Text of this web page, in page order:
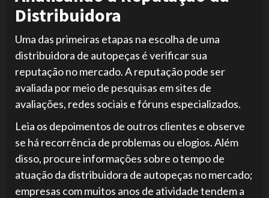
Distribuidora
Uma das primeiras etapas na escolha de uma
distribuidora de autopeças é verificar sua
reputação no mercado. A reputação pode ser
avaliada por meio de pesquisas em sites de
avaliações, redes sociais e fóruns especializados.
Leia os depoimentos de outros clientes e observe
se há recorrência de problemas ou elogios. Além
disso, procure informações sobre o tempo de
atuação da distribuidora de autopeças no mercado;
empresas com muitos anos de atividade tendem a